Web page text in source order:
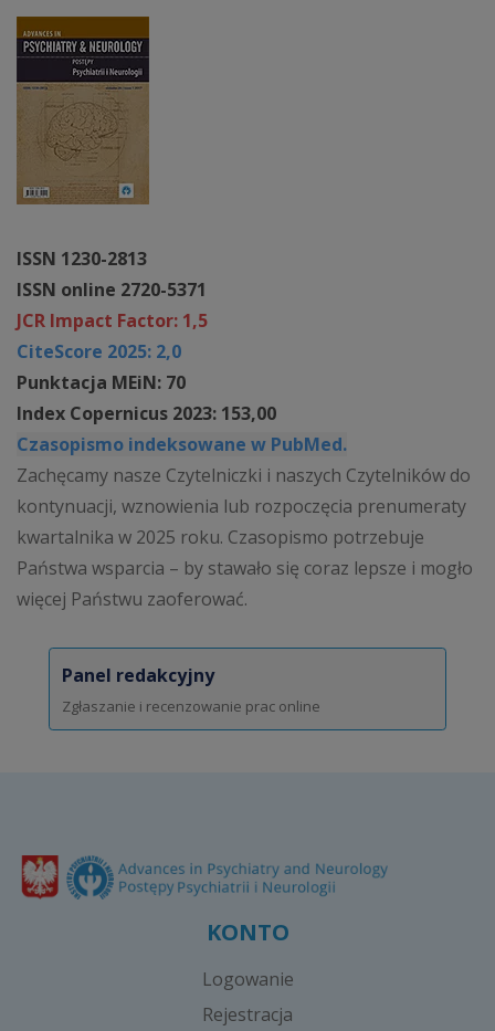
ISSN 1230-2813
ISSN online 2720-5371
JCR Impact Factor: 1,5
CiteScore 2025: 2,0
Punktacja MEiN: 70
Index Copernicus 2023: 153,00
Czasopismo indeksowane w PubMed.
Zachęcamy nasze Czytelniczki i naszych Czytelników do
kontynuacji, wznowienia lub rozpoczęcia prenumeraty
kwartalnika w 2025 roku. Czasopismo potrzebuje
Państwa wsparcia – by stawało się coraz lepsze i mogło
więcej Państwu zaoferować.
Panel redakcyjny
Zgłaszanie i recenzowanie prac online
KONTO
Logowanie
Rejestracja